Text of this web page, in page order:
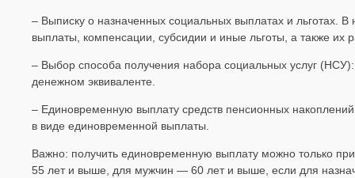
– Выписку о назначенных социальных выплатах и льготах.
выплаты, компенсации, субсидии и иные льготы, а также их
– Выбор способа получения набора социальных услуг
денежном эквиваленте.
– Единовременную выплату средств пенсионных
в виде единовременной выплаты.
Важно: получить единовременную выплату можно только
55 лет и выше, для мужчин — 60 лет и выше, если для